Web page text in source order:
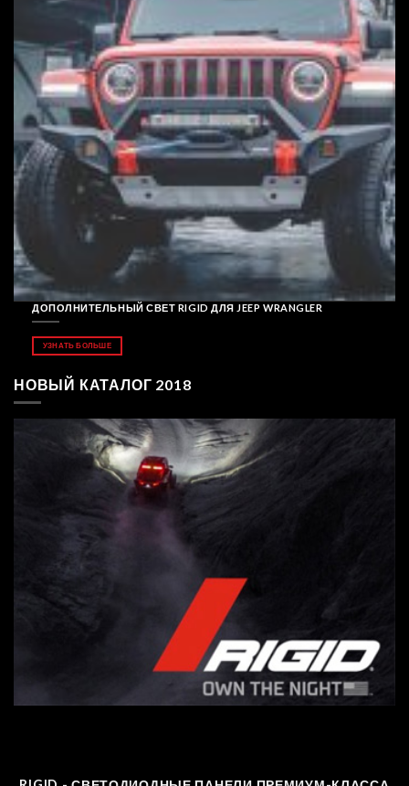
ДОПОЛНИТЕЛЬНЫЙ СВЕТ RIGID ДЛЯ JEEP WRANGLER
УЗНАТЬ БОЛЬШЕ
НОВЫЙ КАТАЛОГ 2018